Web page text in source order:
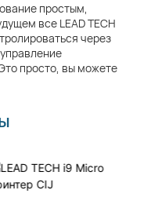
простым,
все LEAD TECH
через
просто, вы можете